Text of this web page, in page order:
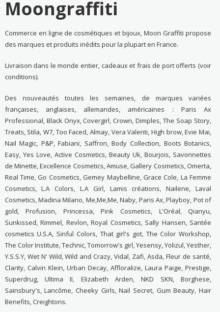
Moongraffiti
Commerce en ligne de cosmétiques et bijoux, Moon Graffiti propose
des marques et produits inédits pour la plupart en France.
Livraison dans le monde entier, cadeaux et frais de port offerts (voir
conditions).
Des nouveautés toutes les semaines, de marques variées
françaises, anglaises, allemandes, américaines : Paris Ax
Professional, Black Onyx, Covergirl, Crown, Dimples, The Soap Story,
Treats, Stila, W7, Too Faced, Almay, Vera Valenti, High brow, Evie Mai,
Nail Magic, P&P, Fabiani, Saffron, Body Collection, Boots Botanics,
Easy, Yes Love, Active Cosmetics, Beauty Uk, Bourjois, Savonnettes
de Minette, Excellence Cosmetics, Amuse, Gallery Cosmetics, Omerta,
Real Time, Go Cosmetics, Gemey Maybelline, Grace Cole, La Femme
Cosmetics, L.A Colors, L.A Girl, Lamis créations, Nailene, Laval
Cosmetics, Madina Milano, Me,Me,Me, Naby, Paris Ax, Playboy, Pot of
gold, Profusion, Princessa, Pink Cosmetics, L'Oréal, Qianyu,
Sunkissed, Rimmel, Revlon, Royal Cosmetics, Sally Hansen, Santée
cosmetics U.S.A, Sinful Colors, That girl's got, The Color Workshop,
The Color Institute, Technic, Tomorrow's girl, Yesensy, Yolizul, Yesther,
Y.S.S.Y, Wet N' Wild, Wild and Crazy, Vidal, Zafi, Asda, Fleur de santé,
Clarity, Calvin Klein, Urban Decay, Affloralize, Laura Paige, Prestige,
Superdrug, Ultima II, Elizabeth Arden, NKD SKN, Borghese,
Sainsbury's, Lancôme, Cheeky Girls, Nail Secret, Gum Beauty, Hair
Benefits, Creightons.